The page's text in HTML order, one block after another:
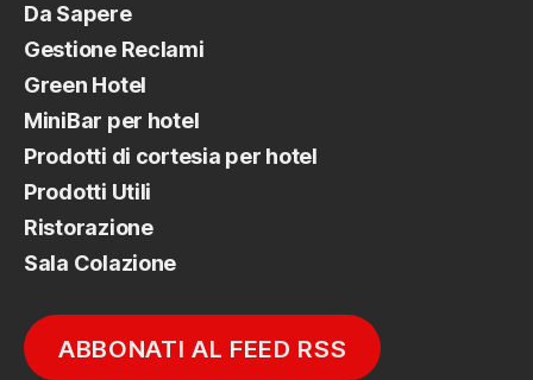
Da Sapere
Gestione Reclami
Green Hotel
MiniBar per hotel
Prodotti di cortesia per hotel
Prodotti Utili
Ristorazione
Sala Colazione
ABBONATI AL FEED RSS